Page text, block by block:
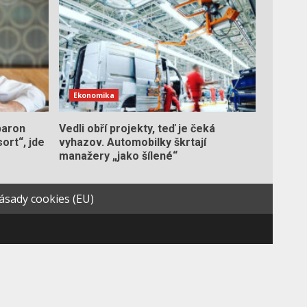
jde
Ekonomika
Vedli obří projekty, teď je čeká
vyhazov. Automobilky škrtají
manažery „jako šílené“
cookies (EU)